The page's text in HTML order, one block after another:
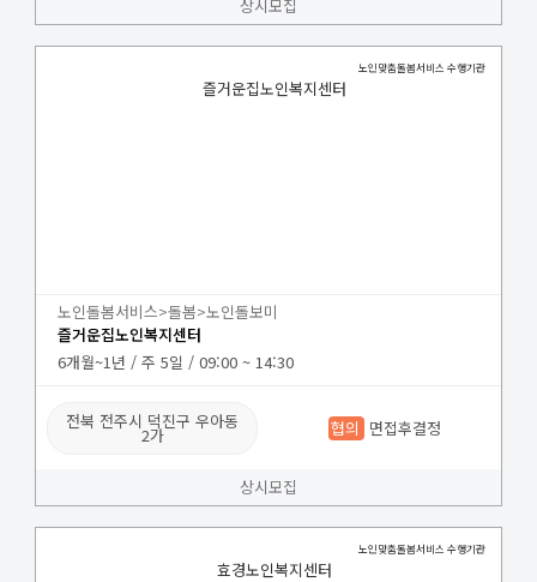
상시모집
노인맞춤돌봄서비스 수행기관
즐거운집노인복지센터
노인돌봄서비스>돌봄>노인돌보미
즐거운집노인복지센터
6개월~1년 / 주 5일 / 09:00 ~ 14:30
전북 전주시 덕진구 우아동
2가 협의 면접후결정
상시모집
노인맞춤돌봄서비스 수행기관
효경노인복지센터